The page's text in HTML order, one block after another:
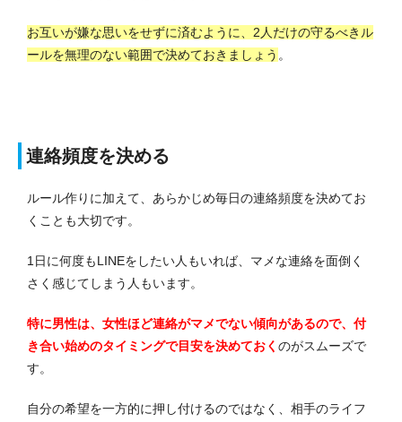
お互いが嫌な思いをせずに済むように、2人だけの守るべきル
ールを無理のない範囲で決めておきましょう 。
連絡頻度を決める
ルール作りに加えて、あらかじめ毎日の連絡頻度を決めてお
くことも大切です。
1日に何度もLINEをしたい人もいれば、マメな連絡を面倒く
さく感じてしまう人もいます。
特に男性は、女性ほど連絡がマメでない傾向があるので、付
き合い始めのタイミングで目安を決めておく のがスムーズで
す。
自分の希望を一方的に押し付けるのではなく、相手のライフ